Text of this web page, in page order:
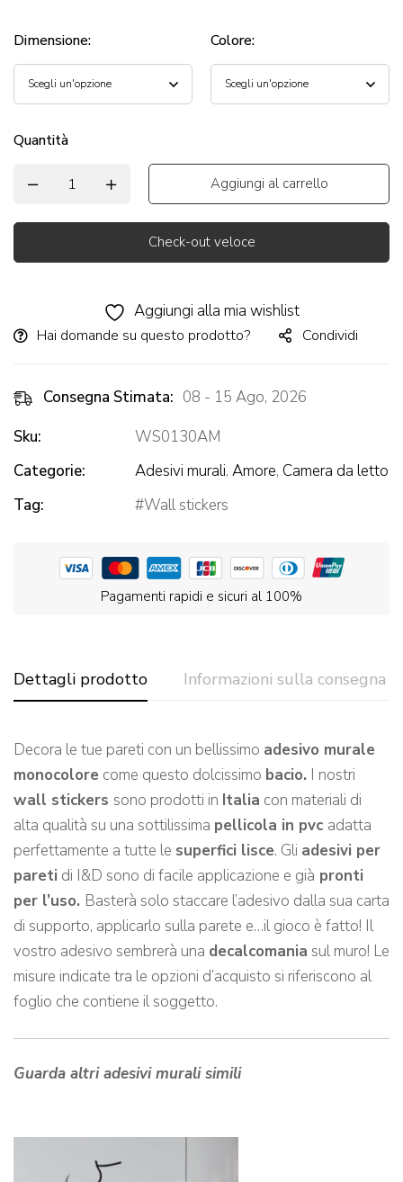
Dimensione: Colore:
Quantità
Aggiungi al carrello
Check-out veloce
Aggiungi alla mia wishlist
Hai domande su questo prodotto? Condividi
Consegna Stimata: 08 - 15 Ago, 2026
Sku:
WS0130AM
Categorie:
Adesivi murali, Amore, Camera da letto
Tag:
Wall stickers
Pagamenti rapidi e sicuri al 100%
Dettagli prodotto Informazioni sulla consegna
Decora le tue pareti con un bellissimo adesivo murale
monocolore come questo dolcissimo bacio. I nostri
wall stickers sono prodotti in Italia con materiali di
alta qualità su una sottilissima pellicola in pvc adatta
perfettamente a tutte le superfici lisce. Gli adesivi per
pareti di I&D sono di facile applicazione e già pronti
per l’uso. Basterà solo staccare l’adesivo dalla sua carta
di supporto, applicarlo sulla parete e…il gioco è fatto! Il
vostro adesivo sembrerà una decalcomania sul muro! Le
misure indicate tra le opzioni d’acquisto si riferiscono al
foglio che contiene il soggetto.
Guarda altri adesivi murali simili